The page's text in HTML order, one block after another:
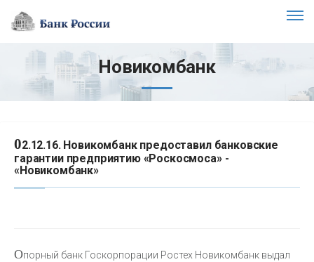
Новикомбанк
02.12.16. Новикомбанк предоставил банковские
гарантии предприятию «Роскосмоса» -
«Новикомбанк»
Опорный банк Госкорпорации Ростех Новикомбанк выдал